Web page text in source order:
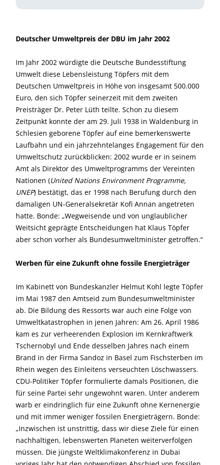
Deutscher Umweltpreis der DBU im Jahr 2002
Im Jahr 2002 würdigte die Deutsche Bundesstiftung
Umwelt diese Lebensleistung Töpfers mit dem
Deutschen Umweltpreis in Höhe von insgesamt 500.000
Euro, den sich Töpfer seinerzeit mit dem zweiten
Preisträger Dr. Peter Lüth teilte. Schon zu diesem
Zeitpunkt konnte der am 29. Juli 1938 in Waldenburg in
Schlesien geborene Töpfer auf eine bemerkenswerte
Laufbahn und ein jahrzehntelanges Engagement für den
Umweltschutz zurückblicken: 2002 wurde er in seinem
Amt als Direktor des Umweltprogramms der Vereinten
Nationen (United Nations Environment Programme,
UNEP) bestätigt, das er 1998 nach Berufung durch den
damaligen UN-Generalsekretär Kofi Annan angetreten
hatte. Bonde: „Wegweisende und von unglaublicher
Weitsicht geprägte Entscheidungen hat Klaus Töpfer
aber schon vorher als Bundesumweltminister getroffen.“
Werben für eine Zukunft ohne fossile Energieträger
Im Kabinett von Bundeskanzler Helmut Kohl legte Töpfer
im Mai 1987 den Amtseid zum Bundesumweltminister
ab. Die Bildung des Ressorts war auch eine Folge von
Umweltkatastrophen in jenen Jahren: Am 26. April 1986
kam es zur verheerenden Explosion im Kernkraftwerk
Tschernobyl und Ende desselben Jahres nach einem
Brand in der Firma Sandoz in Basel zum Fischsterben im
Rhein wegen des Einleitens verseuchten Löschwassers.
CDU-Politiker Töpfer formulierte damals Positionen, die
für seine Partei sehr ungewohnt waren. Unter anderem
warb er eindringlich für eine Zukunft ohne Kernenergie
und mit immer weniger fossilen Energieträgern. Bonde:
„Inzwischen ist unstrittig, dass wir diese Ziele für einen
nachhaltigen, lebenswerten Planeten weiterverfolgen
müssen. Die jüngste Weltklimakonferenz in Dubai